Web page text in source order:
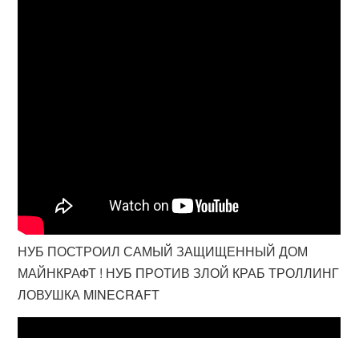
НУБ ПОСТРОИЛ САМЫЙ ЗАЩИЩЕННЫЙ ДОМ
МАЙНКРАФТ ! НУБ ПРОТИВ ЗЛОЙ КРАБ ТРОЛЛИНГ
ЛОВУШКА MINECRAFT